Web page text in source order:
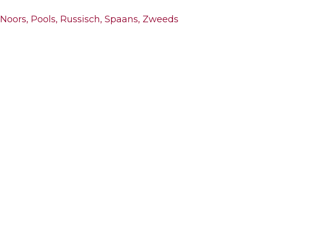
Noors, Pools, Russisch, Spaans, Zweeds